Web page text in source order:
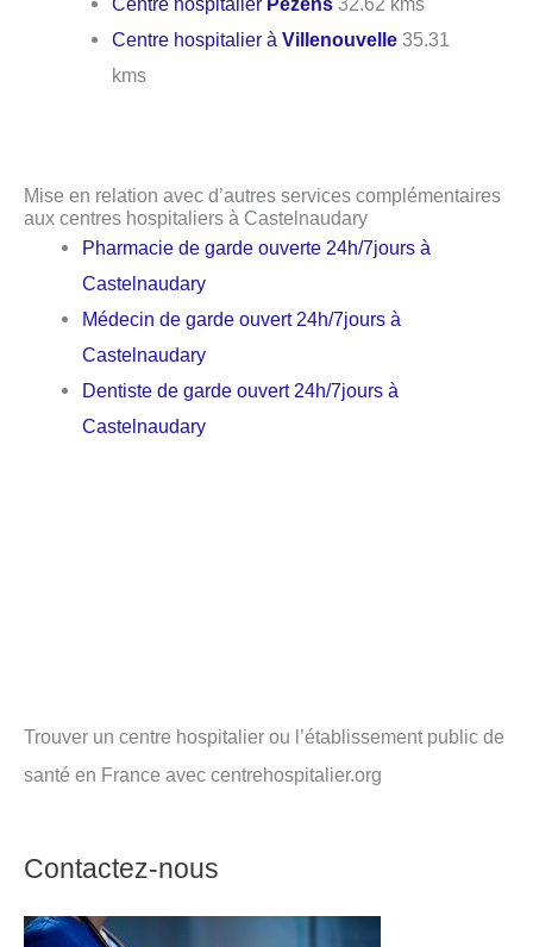
Centre hospitalier àVillenouvelle 35.31
kms
Mise en relation avec d’autres services complémentaires
aux centres hospitaliers à Castelnaudary
Pharmacie de garde ouverte 24h/7jours à
Castelnaudary
Médecin de garde ouvert 24h/7jours à
Castelnaudary
Dentiste de garde ouvert 24h/7jours à
Castelnaudary
Trouver un centre hospitalier ou l’établissement public de
santé en France avec centrehospitalier.org
Contactez-nous